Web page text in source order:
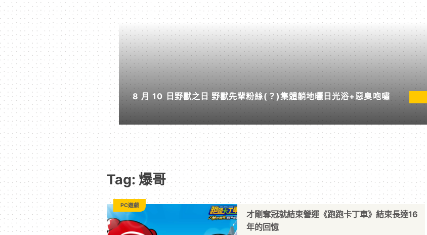
Paradaily
-
遊
戲
｜
動
漫
二
8 月 10 日野獸之日 野獸先輩粉絲(？)集體躺地曬日光浴+惡臭咆嘯
Tag: 爆哥
PC遊戲
才剛奪冠就結束營運《跑跑卡丁車》結束長達16
年的回憶